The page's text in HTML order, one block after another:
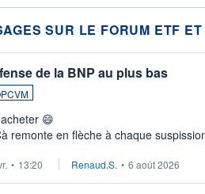
SUR LE FORUM ETF
de la BNP au plus bas
😄​
remonte en flèche à chaque
• 13:20 Renaud.S. • 6 août 2026